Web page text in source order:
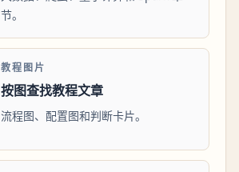
节。
教程图片
按图查找教程文章
流程图、配置图和判断卡片。